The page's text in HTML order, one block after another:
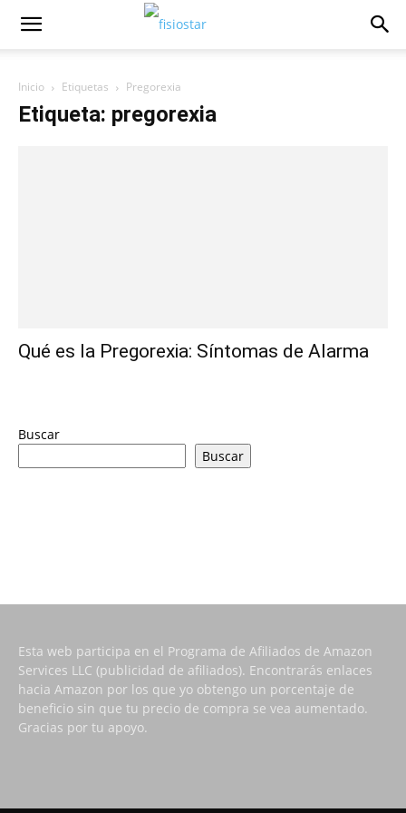
Inicio Etiquetas Pregorexia
Etiqueta: pregorexia
Qué es la Pregorexia: Síntomas de Alarma
Buscar
Buscar
Esta web participa en el Programa de Afiliados de Amazon
Services LLC (publicidad de afiliados). Encontrarás enlaces
hacia Amazon por los que yo obtengo un porcentaje de
beneficio sin que tu precio de compra se vea aumentado.
Gracias por tu apoyo.